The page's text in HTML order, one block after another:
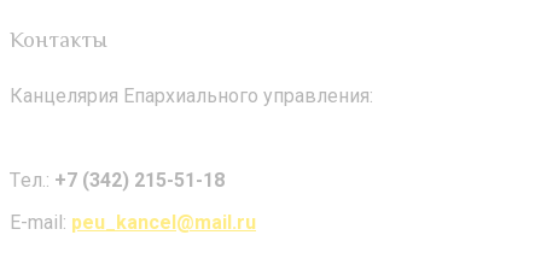
Контакты
Канцелярия Епархиального управления:
Tел.: +7 (342) 215-51-18
E-mail: peu_kancel@mail.ru